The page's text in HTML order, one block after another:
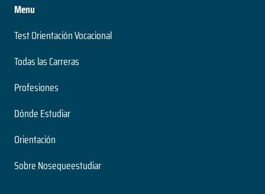
Menu
Test Orientación Vocacional
Todas las Carreras
Profesiones
Dónde Estudiar
Orientación
Sobre Nosequeestudiar